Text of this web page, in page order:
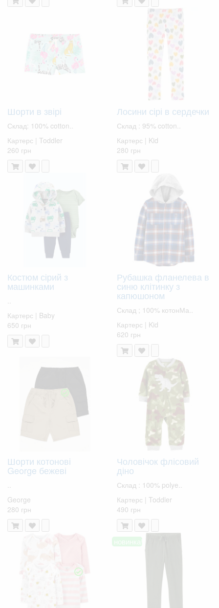
Шорти в звірі
Склад: 100% cotton..
Картерс | Toddler
260 грн
Лосини сірі в сердечки
Склад : 95% cotton..
Картерс | Kid
280 грн
Костюм сірий з
машинками
Картерс | Baby
650 грн
Рубашка фланелева в
синю клітинку з
капюшоном
Склад ; 100% котонМа..
Картерс | Kid
620 грн
Шорти котонові
George бежеві
George
280 грн
Чоловічок флісовий
діно
Склад : 100% polye..
Картерс | Toddler
490 грн
новинка!